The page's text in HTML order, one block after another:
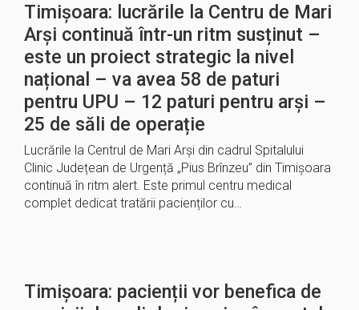
Timișoara: lucrările la Centru de Mari
Arși continuă într-un ritm susținut –
este un proiect strategic la nivel
național – va avea 58 de paturi
pentru UPU – 12 paturi pentru arși –
25 de săli de operație
Lucrările la Centrul de Mari Arși din cadrul Spitalului
Clinic Județean de Urgență „Pius Brînzeu” din Timișoara
continuă în ritm alert. Este primul centru medical
complet dedicat tratării pacienților cu…
Timișoara: pacienții vor benefica de